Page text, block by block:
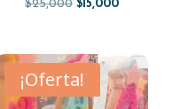
$25,000 El
original
era:
$25,000.
$15,000El
actual
es:
$15,000.
¡Oferta!